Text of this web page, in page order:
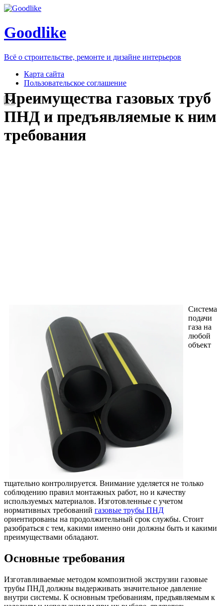
Goodlike
Всё о строительстве, ремонте и дизайне интерьеров
Карта сайта
Пользовательское соглашение
Преимущества газовых труб
ПНД и предъявляемые к ним
требования
Система
подачи
газа на
любой
объект
тщательно контролируется. Внимание уделяется не только
соблюдению правил монтажных работ, но и качеству
используемых материалов. Изготовленные с учетом
нормативных требований газовые трубы ПНД
ориентированы на продолжительный срок службы. Стоит
разобраться с тем, какими именно они должны быть и какими
преимуществами обладают.
Основные требования
Изготавливаемые методом композитной экструзии газовые
трубы ПНД должны выдерживать значительное давление
внутри системы. К основным требованиям, предъявляемым к